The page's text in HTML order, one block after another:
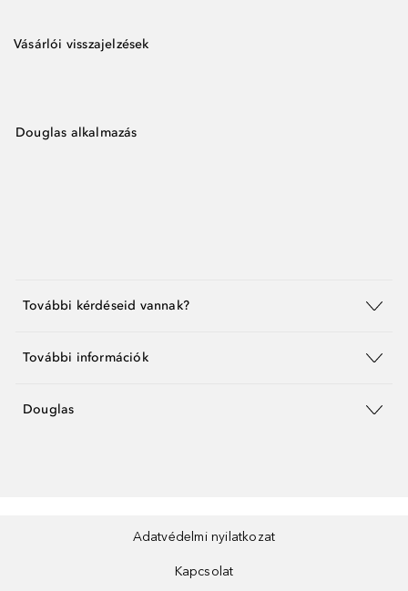
Vásárlói visszajelzések
Douglas alkalmazás
További kérdéseid vannak?
További információk
Douglas
Adatvédelmi nyilatkozat
Kapcsolat